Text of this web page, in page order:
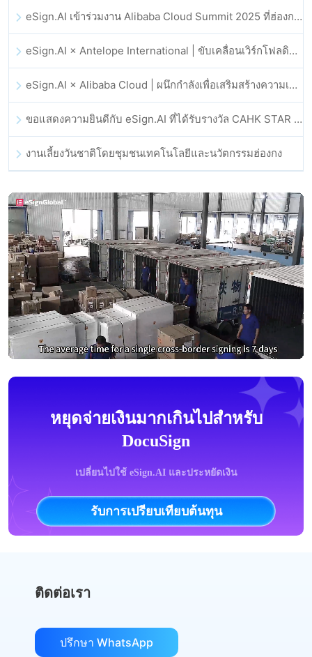
eSign.AI เข้าร่วมงาน Alibaba Cloud Summit 2025 ที่ฮ่องกง เพื่อขับเคลื่อนนวัตกรรมคลาวด์ที่ขับเคลื่อนด้วย AI และความเชื่อมั่นทางดิจิทัล
eSign.AI × Antelope International | ขับเคลื่อนเวิร์กโฟลดิจิทัลที่ปลอดภัยและขับเคลื่อนด้วย AI
eSign.AI × Alibaba Cloud | ผนึกกำลังเพื่อเสริมสร้างความเชื่อมั่นดิจิทัลระดับโลกสำหรับฟินเทค
ขอแสดงความยินดีกับ eSign.AI ที่ได้รับรางวัล CAHK STAR Award 2025
งานเลี้ยงวันชาติโดยชุมชนเทคโนโลยีและนวัตกรรมฮ่องกง
หยุดจ่ายเงินมากเกินไปสำหรับ
DocuSign
เปลี่ยนไปใช้ eSign.AI และประหยัดเงิน
รับการเปรียบเทียบต้นทุน
ติดต่อเรา
ปรึกษา WhatsApp